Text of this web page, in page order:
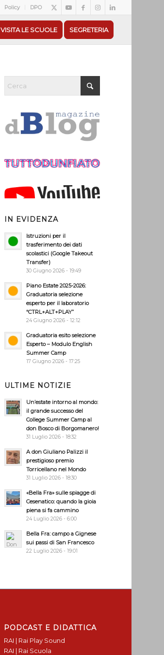
Policy DPO
VISITA LE SCUOLE SEGRETERIA
IN EVIDENZA
Istruzioni per il
trasferimento dei dati
scolastici (Google Takeout
Transfer)
30 Giugno 2026 - 19:49
Piano Estate 2025-2026:
Graduatoria selezione
esperto per il laboratorio
“CTRL+ALT+PLAY”
24 Giugno 2026 - 12:12
Graduatoria esito selezione
Esperto – Modulo English
Summer Camp
17 Giugno 2026 - 17:25
ULTIME NOTIZIE
Un’estate intorno al mondo:
il grande successo del
College Summer Camp al
don Bosco di Borgomanero!
31 Luglio 2026 - 18:32
A don Giuliano Palizzi il
prestigioso premio
Torricellano nel Mondo
31 Luglio 2026 - 18:30
«Bella Fra» sulle spiagge di
Cesenatico: quando la gioia
piena si fa cammino
24 Luglio 2026 - 6:00
Bella Fra: campo a Gignese
sui passi di San Francesco
22 Luglio 2026 - 19:01
PODCAST E DIDATTICA
RAI | Rai Play Sound
RAI | Rai Scuola